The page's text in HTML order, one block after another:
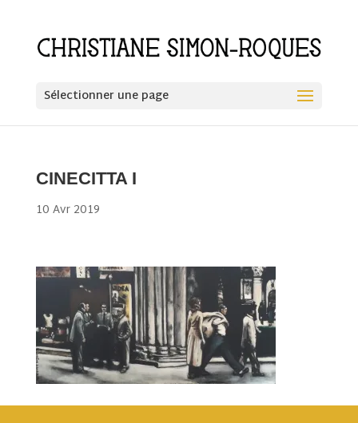
Sélectionner une page
CINECITTA I
10 Avr 2019